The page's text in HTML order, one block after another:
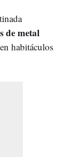
de metal
habitáculos